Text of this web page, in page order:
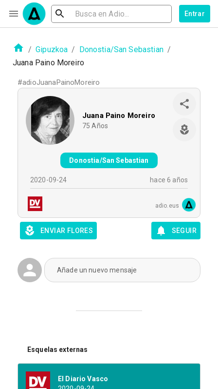
Entrar
/ Gipuzkoa / Donostia/San Sebastian /
Juana Paino Moreiro
#adioJuanaPainoMoreiro
Juana Paino Moreiro
75 Años
Donostia/San Sebastian
2020-09-24 hace 6 años
adio.eus
ENVIAR FLORES SEGUIR
Añade un nuevo mensaje
Esquelas externas
El Diario Vasco